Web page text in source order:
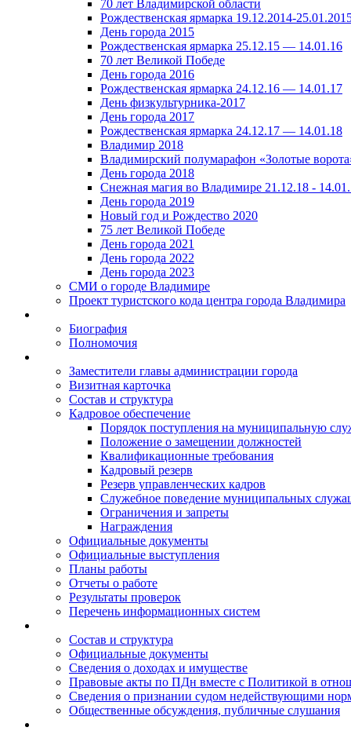
70 лет Владимирской области
Рождественская ярмарка 19.12.2014-
День города 2015
Рождественская ярмарка 25.12.15 — 14.01.16
70 лет Великой Победе
День города 2016
Рождественская ярмарка 24.12.16 — 14.01.17
День физкультурника-2017
День города 2017
Рождественская ярмарка 24.12.17 — 14.01.18
Владимир 2018
Владимирский полумарафон «Золотые
День города 2018
Снежная магия во Владимире 21.12.18 -
День города 2019
Новый год и Рождество 2020
75 лет Великой Победе
День города 2021
День города 2022
День города 2023
СМИ о городе Владимире
Проект туристского кода центра города Владимира
Биография
Полномочия
Заместители главы администрации города
Визитная карточка
Состав и структура
Кадровое обеспечение
Порядок поступления на муниципальную
Положение о замещении должностей
Квалификационные требования
Кадровый резерв
Резерв управленческих кадров
Служебное поведение муниципальных
Ограничения и запреты
Награждения
Официальные документы
Официальные выступления
Планы работы
Отчеты о работе
Результаты проверок
Перечень информационных систем
Состав и структура
Официальные документы
Сведения о доходах и имуществе
Правовые акты по ПДн вместе с Политикой в
Сведения о признании судом недействующими
Общественные обсуждения, публичные слушания